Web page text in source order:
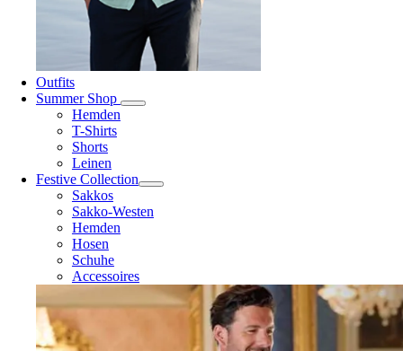
Outfits
Summer Shop
Hemden
T-Shirts
Shorts
Leinen
Festive Collection
Sakkos
Sakko-Westen
Hemden
Hosen
Schuhe
Accessoires